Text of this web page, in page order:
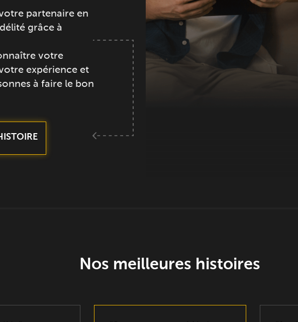
partenaire en
grâce à
votre
expérience et
à faire le bon
Nos meilleures histoires